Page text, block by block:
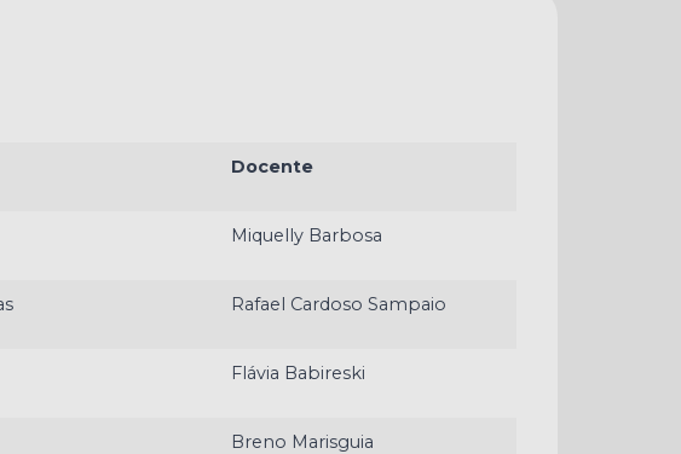
Docente
Miquelly Barbosa
Rafael Cardoso Sampaio
Flávia Babireski
Breno Marisguia